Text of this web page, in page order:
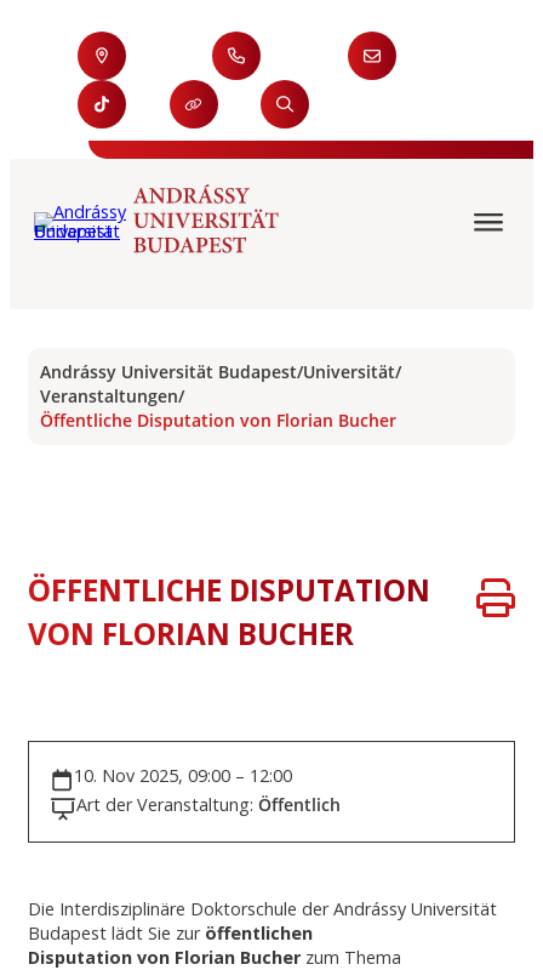
Andrássy Universität Budapest/Universität/
Veranstaltungen/
Öffentliche Disputation von Florian Bucher
ÖFFENTLICHE DISPUTATION
VON FLORIAN BUCHER
10. Nov 2025, 09:00 – 12:00
Art der Veranstaltung: Öffentlich
Die Interdisziplinäre Doktorschule der Andrássy Universität
Budapest lädt Sie zur öffentlichen
Disputation von Florian Bucher zum Thema